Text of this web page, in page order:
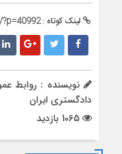
لینک کوتاه :
نویسنده : روابط
دادگستری ایران